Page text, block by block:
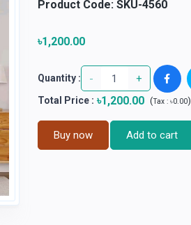
Product Code:SKU-4560
৳1,200.00
Quantity : - +
Total Price: ৳1,200.00 (Tax : ৳0.00)
Buy now Add to cart